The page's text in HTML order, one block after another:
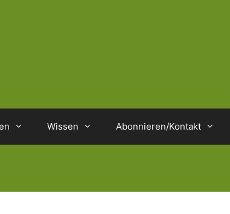
Wissen Abonnieren/Kontakt